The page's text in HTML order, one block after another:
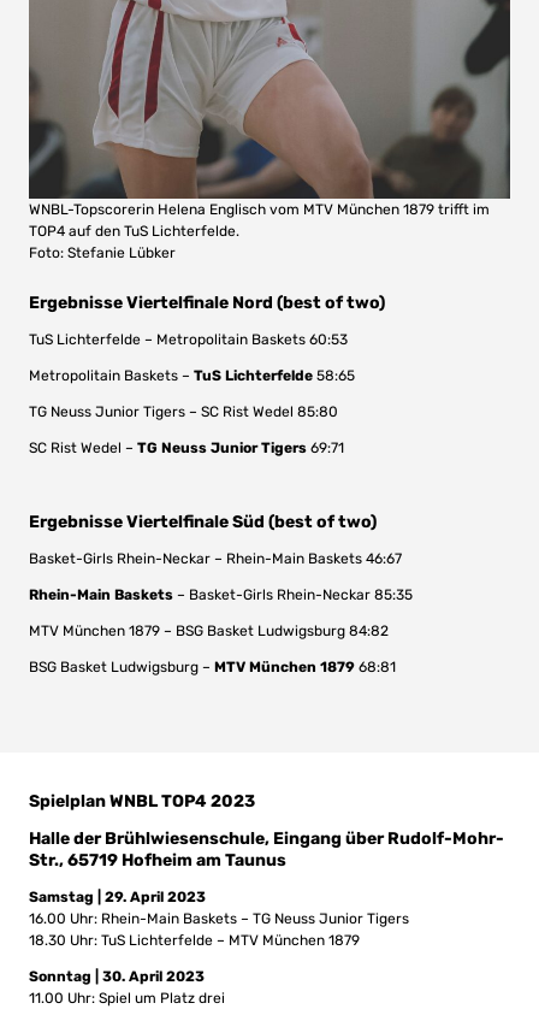
WNBL-Topscorerin Helena Englisch vom MTV München 1879 trifft im
TOP4 auf den TuS Lichterfelde.
Foto: Stefanie Lübker
Ergebnisse Viertelfinale Nord (best of two)
TuS Lichterfelde – Metropolitain Baskets 60:53
Metropolitain Baskets – TuS Lichterfelde 58:65
TG Neuss Junior Tigers – SC Rist Wedel 85:80
SC Rist Wedel – TG Neuss Junior Tigers 69:71
Ergebnisse Viertelfinale Süd (best of two)
Basket-Girls Rhein-Neckar – Rhein-Main Baskets 46:67
Rhein-Main Baskets – Basket-Girls Rhein-Neckar 85:35
MTV München 1879 – BSG Basket Ludwigsburg 84:82
BSG Basket Ludwigsburg – MTV München 1879 68:81
Spielplan WNBL TOP4 2023
Halle der Brühlwiesenschule, Eingang über Rudolf-Mohr-
Str., 65719 Hofheim am Taunus
Samstag | 29. April 2023
16.00 Uhr: Rhein-Main Baskets – TG Neuss Junior Tigers
18.30 Uhr: TuS Lichterfelde – MTV München 1879
Sonntag | 30. April 2023
11.00 Uhr: Spiel um Platz drei